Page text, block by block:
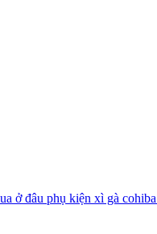
ở đâu phụ kiện xì gà cohiba